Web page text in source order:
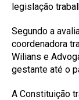
legislação
Segundo a
coordenadora
Wilians e
gestante até o
A Constituição